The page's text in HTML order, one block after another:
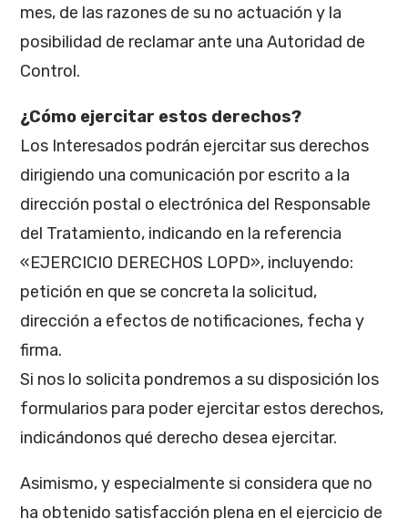
mes, de las razones de su no actuación y la
posibilidad de reclamar ante una Autoridad de
Control.
¿Cómo ejercitar estos derechos?
Los Interesados podrán ejercitar sus derechos
dirigiendo una comunicación por escrito a la
dirección postal o electrónica del Responsable
del Tratamiento, indicando en la referencia
«EJERCICIO DERECHOS LOPD», incluyendo:
petición en que se concreta la solicitud,
dirección a efectos de notificaciones, fecha y
firma.
Si nos lo solicita pondremos a su disposición los
formularios para poder ejercitar estos derechos,
indicándonos qué derecho desea ejercitar.
Asimismo, y especialmente si considera que no
ha obtenido satisfacción plena en el ejercicio de